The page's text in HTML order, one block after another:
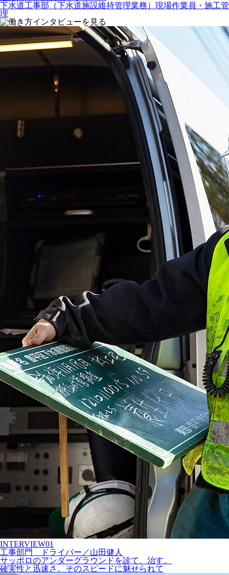
下水道工事部（下水道施設維持管理業務）現場作業員・施工管
理
INTERVIEW01
工事部門
ドライバー ／山田健人
サッポロのアンダーグラウンドを診て、治す。
確実性と迅速さ。そのスピードに魅せられて